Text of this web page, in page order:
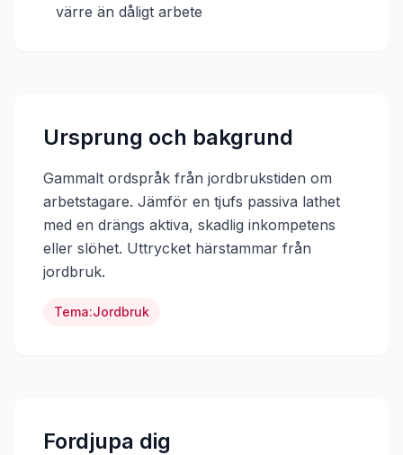
värre än dåligt arbete
Ursprung och bakgrund
Gammalt ordspråk från jordbrukstiden om
arbetstagare. Jämför en tjufs passiva lathet
med en drängs aktiva, skadlig inkompetens
eller slöhet. Uttrycket härstammar från
jordbruk.
Tema:Jordbruk
Fordjupa dig